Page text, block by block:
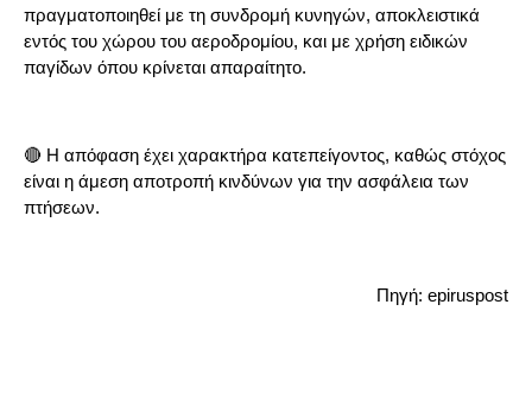
πραγματοποιηθεί με τη συνδρομή κυνηγών, αποκλειστικά
εντός του χώρου του αεροδρομίου, και με χρήση ειδικών
παγίδων όπου κρίνεται απαραίτητο.
🔴 Η απόφαση έχει χαρακτήρα κατεπείγοντος, καθώς στόχος
είναι η άμεση αποτροπή κινδύνων για την ασφάλεια των
πτήσεων.
Πηγή: epiruspost